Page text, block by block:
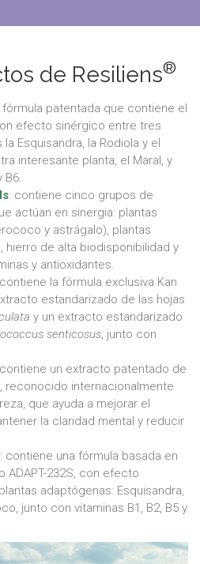
de Resiliens®
fórmula patentada que contiene el
efecto sinérgico entre tres
Esquisandra, la Rodiola y el
interesante planta, el Maral, y
B6.
: contiene cinco grupos de
actúan en sinergia: plantas
y astrágalo), plantas
hierro de alta biodisponibilidad y
y antioxidantes.
la fórmula exclusiva Kan
estandarizado de las hojas
y un extracto estandarizado
senticosus , junto con
un extracto patentado de
reconocido internacionalmente
que ayuda a mejorar el
la claridad mental y reducir
: contiene una fórmula basada en
ADAPT-232S, con efecto
adaptógenas: Esquisandra,
junto con vitaminas B1, B2, B5 y